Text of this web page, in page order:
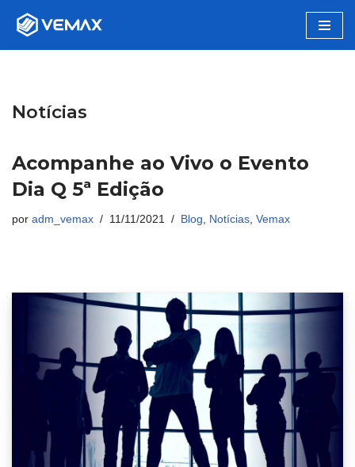
Notícias
Acompanhe ao Vivo o Evento
Dia Q 5ª Edição
por adm_vemax 11/11/2021 Blog, Notícias, Vemax